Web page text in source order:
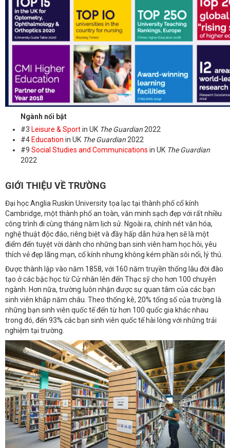
Ngành nổi bật
#3 Leisure & Sportin UK The Guardian 2022
#4Education in UK The Guardian 2022
#9 Social Studies and Communications in UK The Guardian
2022
GIỚI THIỆU VỀ TRƯỜNG
Đại học Anglia Ruskin University tọa lạc tại thành phố cổ kính
Cambridge, một thành phố an toàn, văn minh sạch đẹp với rất nhiều
công trình đi cùng tháng năm lịch sử. Ngoài ra, chính nét văn hóa,
nghệ thuật độc đáo, riêng biệt và đầy hấp dẫn hứa hẹn sẽ là một
điểm đến tuyệt vời dành cho những bạn sinh viên ham học hỏi, yêu
thích vẻ đẹp lãng mạn, cổ kính nhưng không kém phần sôi nổi, lý thú.
Được thành lập vào năm 1858, với 160 năm truyền thống lâu đời đào
tạo ở các bậc học từ Cử nhân lên đến Thạc sỹ cho hơn 100 chuyên
ngành. Hơn nữa, trường luôn nhận được sự quan tâm của các bạn
sinh viên khắp năm châu. Theo thống kê, 20% tổng số của trường là
những bạn sinh viên quốc tế đến từ hơn 100 quốc gia khác nhau
trong đó, đến 93% các bạn sinh viên quốc tế hài lòng với những trải
nghiệm tại trường.